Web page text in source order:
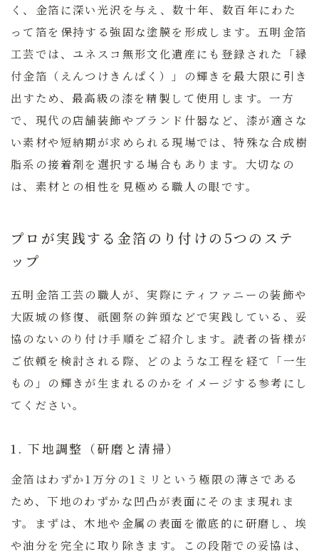
く、金箔に深い光沢を与え、数十年、数百年にわた
って箔を保持する強固な塗膜を形成します。五明金箔
工芸では、ユネスコ無形文化遺産にも登録された「縁
付金箔（えんつけきんぱく）」の輝きを最大限に引き
出すため、最高級の漆を精製して使用します。一方
で、現代の店舗装飾やブランド什器など、漆が適さな
い素材や短納期が求められる現場では、特殊な合成樹
脂系の接着剤を選択する場合もあります。大切なの
は、素材との相性を見極める職人の眼です。
プロが実践する金箔のり付けの5つのステ
ップ
五明金箔工芸の職人が、実際にティファニーの装飾や
大阪城の修復、祇園祭の鉾頭などで実践している、妥
協のないのり付け手順をご紹介します。読者の皆様が
ご依頼を検討される際、どのような工程を経て「一生
もの」の輝きが生まれるのかをイメージする参考にし
てください。
1. 下地調整（研磨と清掃）
金箔はわずか1万分の1ミリという極限の薄さである
ため、下地のわずかな凹凸が表面にそのまま現れま
す。まずは、木地や金属の表面を徹底的に研磨し、埃
や油分を完全に取り除きます。この段階での妥協は、